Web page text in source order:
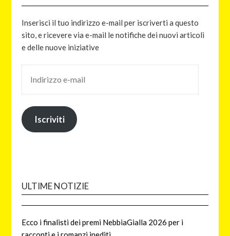
Inserisci il tuo indirizzo e-mail per iscriverti a questo
sito, e ricevere via e-mail le notifiche dei nuovi articoli
e delle nuove iniziative
Iscriviti
ULTIME NOTIZIE
Ecco i finalisti dei premi NebbiaGialla 2026 per i